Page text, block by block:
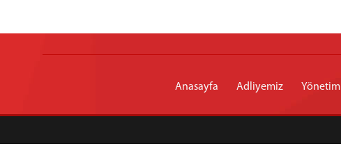
Anasayfa Adliyemiz Yönetim